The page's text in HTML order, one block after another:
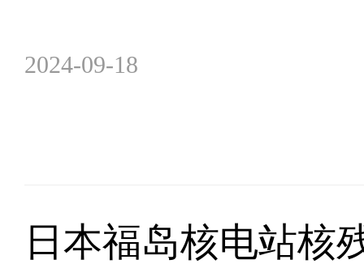
2024-09-18
日本福岛核电站核